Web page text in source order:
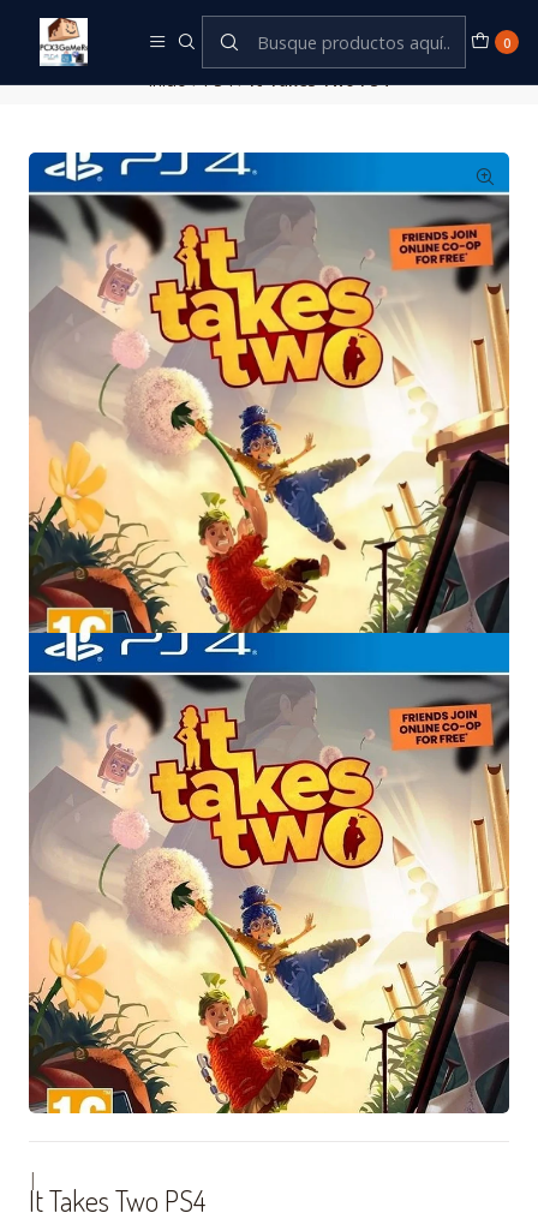
0
Inicio PS4 It Takes Two PS4
|
It Takes Two PS4